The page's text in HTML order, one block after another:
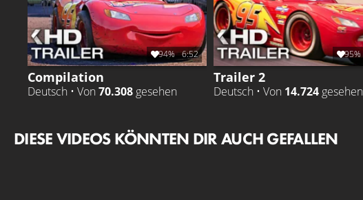
94% 6:52
Compilation
Deutsch • Von 70.308 gesehen
95%
Trailer 2
Deutsch • Von 14.724 gesehen
DIESE VIDEOS KÖNNTEN DIR AUCH GEFALLEN